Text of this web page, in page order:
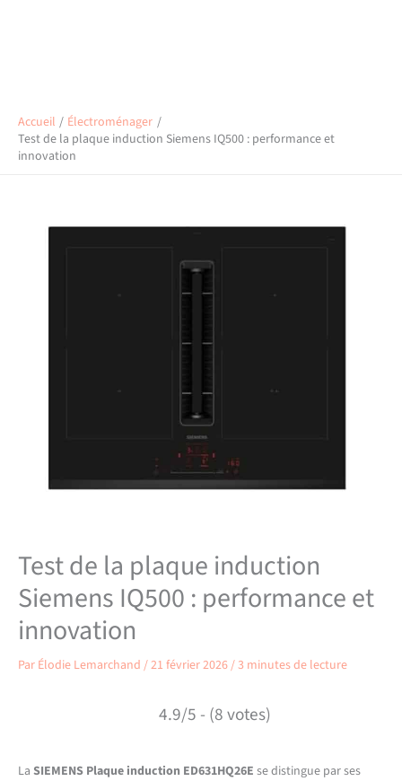
Accueil
Électroménager
Test de la plaque induction Siemens IQ500 : performance et
innovation
Test de la plaque induction
Siemens IQ500 : performance et
innovation
Par Élodie Lemarchand /21 février 2026/3 minutes de lecture
4.9/5 - (8 votes)
La SIEMENS Plaque induction ED631HQ26E se distingue par ses